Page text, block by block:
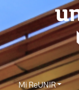
Mi ReUNIR